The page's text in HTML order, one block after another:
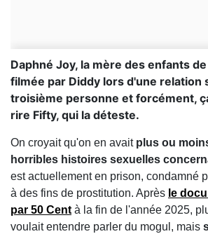
Daphné Joy, la mère des enfants
filmée par Diddy lors d'une relation
troisième personne et forcément,
rire Fifty, qui la déteste.
On croyait qu'on en avait plus ou
horribles histoires sexuelles
est actuellement en prison, condamné
à des fins de prostitution. Après le
par 50 Cent à la fin de l'année 2025,
voulait entendre parler du mogul, mais